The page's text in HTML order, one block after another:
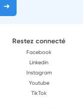
Restez connecté
Facebook
Linkedin
Instagram
Youtube
TikTok